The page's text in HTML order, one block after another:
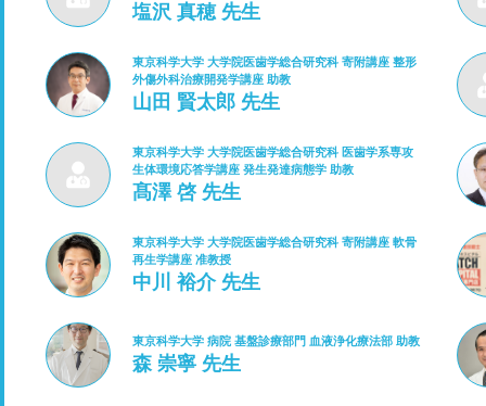
塩沢 真穂 先生
東京科学大学 大学院医歯学総合研究科 寄附講座 整形
外傷外科治療開発学講座 助教
山田 賢太郎 先生
東京科学大学 大学院医歯学総合研究科 医歯学系専攻
生体環境応答学講座 発生発達病態学 助教
髙澤 啓 先生
東京科学大学 大学院医歯学総合研究科 寄附講座 軟骨
再生学講座 准教授
中川 裕介 先生
東京科学大学 病院 基盤診療部門 血液浄化療法部 助教
森 崇寧 先生